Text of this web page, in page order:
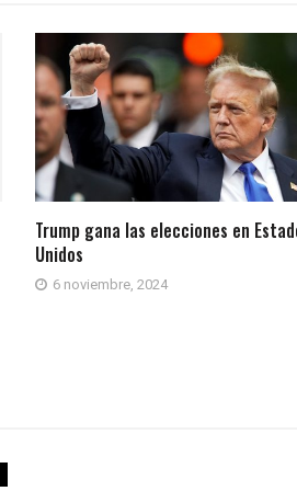
Trump gana las elecciones en
Unidos
6 noviembre, 2024